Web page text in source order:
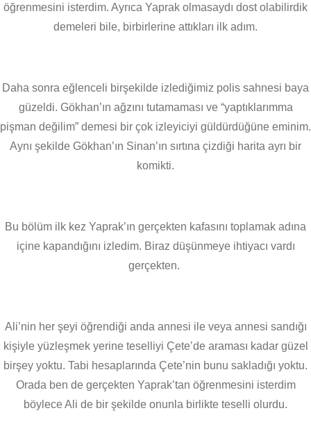
öğrenmesini isterdim. Ayrıca Yaprak olmasaydı dost olabilirdik
demeleri bile, birbirlerine attıkları ilk adım.
Daha sonra eğlenceli birşekilde izlediğimiz polis sahnesi baya
güzeldi. Gökhan’ın ağzını tutamaması ve “yaptıklarımma
pişman değilim” demesi bir çok izleyiciyi güldürdüğüne eminim.
Aynı şekilde Gökhan’ın Sinan’ın sırtına çizdiği harita ayrı bir
komikti.
Bu bölüm ilk kez Yaprak’ın gerçekten kafasını toplamak adına
içine kapandığını izledim. Biraz düşünmeye ihtiyacı vardı
gerçekten.
Ali’nin her şeyi öğrendiği anda annesi ile veya annesi sandığı
kişiyle yüzleşmek yerine teselliyi Çete’de araması kadar güzel
birşey yoktu. Tabi hesaplarında Çete’nin bunu sakladığı yoktu.
Orada ben de gerçekten Yaprak’tan öğrenmesini isterdim
böylece Ali de bir şekilde onunla birlikte teselli olurdu.